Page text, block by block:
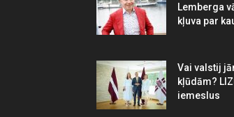
Lemberga
kļuva par
Vai valstij
kļūdām?
iemeslus